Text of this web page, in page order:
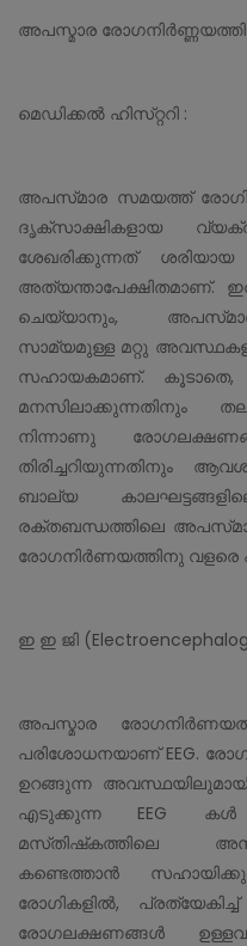
അപസ്മാര
മെഡിക്കൽ ഹിസ്‌റ്ററി :
അപസ്‌മാര സമയത്ത് രോഗി
ദൃക്‌സാക്ഷികളായ
ശേഖരിക്കുന്നത്
അത്യന്താപേക്ഷിതമാണ്.
ചെയ്യാനും,
സാമ്യമുള്ള മറ്റു
സഹായകമാണ്.
മനസിലാക്കുന്നതിനും
നിന്നാണു
തിരിച്ചറിയുന്നതിനും
ബാല്യ
രക്തബന്ധത്തിലെ
രോഗനിർണയത്തിനു
ഇ ഇ ജി
അപസ്മാര
പരിശോധനയാണ് EEG.
ഉറങ്ങുന്ന
എടുക്കുന്ന EEG കൾ
മസ്‌തിഷ്‌കത്തിലെ
കണ്ടെത്താൻ
രോഗികളിൽ,
രോഗലക്ഷണങ്ങൾ